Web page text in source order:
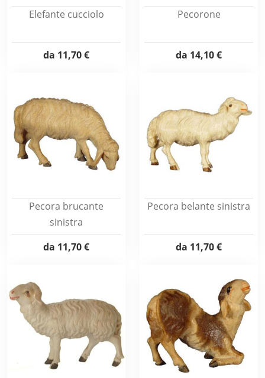
Elefante cucciolo
da 11,70 €
Pecorone
da 14,10 €
Pecora brucante
sinistra
da 11,70 €
Pecora belante sinistra
da 11,70 €